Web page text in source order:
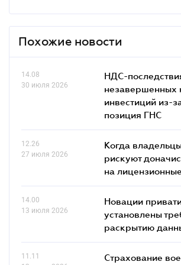
Похожие новости
14.08
30 июля 2026
НДС-
незавершенных
инвестиций из-
позиция ГНС
12.26
27 июля 2026
Когда
рискуют
на
14.00
13 июля 2026
Новации
установлены
раскрытию
11.11
Страхование